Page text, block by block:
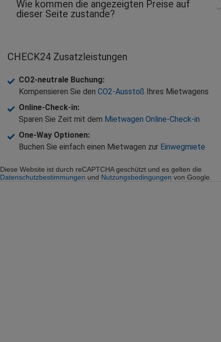
Wie kommen die angezeigten Preise auf
dieser Seite zustande?
CHECK24 Zusatzleistungen
CO2-neutrale Buchung:
Kompensieren Sie den CO2-Ausstoß Ihres Mietwagens
Online-Check-in:
Sparen Sie Zeit mit dem Mietwagen Online-Check-in
One-Way Optionen:
Buchen Sie einfach einen Mietwagen zur Einwegmiete
Diese Website ist durch reCAPTCHA geschützt und es gelten die
Datenschutzbestimmungen und Nutzungsbedingungen von Google.